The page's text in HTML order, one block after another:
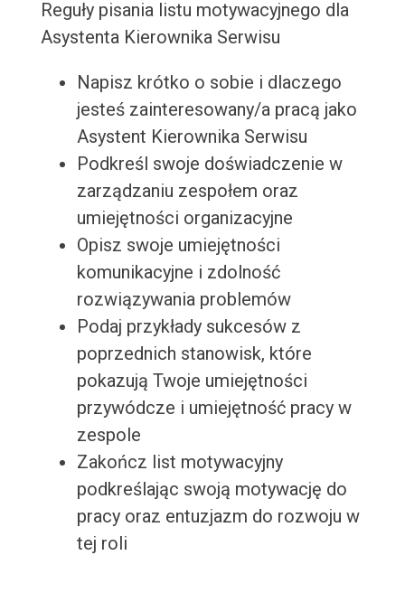
Reguły pisania listu motywacyjnego dla
Asystenta Kierownika Serwisu
Napisz krótko o sobie i dlaczego
jesteś zainteresowany/a pracą jako
Asystent Kierownika Serwisu
Podkreśl swoje doświadczenie w
zarządzaniu zespołem oraz
umiejętności organizacyjne
Opisz swoje umiejętności
komunikacyjne i zdolność
rozwiązywania problemów
Podaj przykłady sukcesów z
poprzednich stanowisk, które
pokazują Twoje umiejętności
przywódcze i umiejętność pracy w
zespole
Zakończ list motywacyjny
podkreślając swoją motywację do
pracy oraz entuzjazm do rozwoju w
tej roli